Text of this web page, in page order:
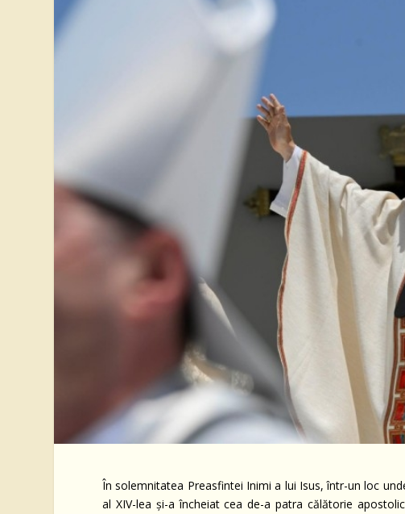
În solemnitatea Preasfintei Inimi a lui Isus, într-un loc
al XIV-lea și-a încheiat cea de-a patra călătorie